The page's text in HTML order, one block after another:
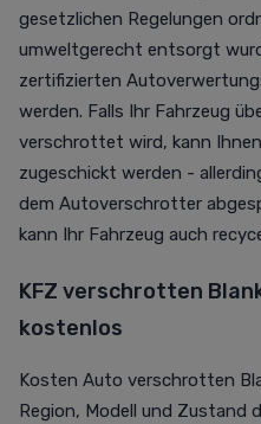
gesetzlichen Regelungen
umweltgerecht entsorgt
zertifizierten
werden. Falls Ihr Fahrzeug
verschrottet wird, kann
zugeschickt werden -
dem Autoverschrotter
kann Ihr Fahrzeug auch
KFZ verschrotten
kostenlos
Kosten Auto verschrotten
Region, Modell und Zustand